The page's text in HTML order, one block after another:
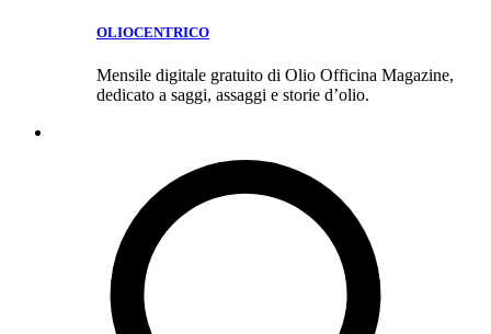
OLIOCENTRICO
Mensile digitale gratuito di Olio Officina Magazine,
dedicato a saggi, assaggi e storie d’olio.